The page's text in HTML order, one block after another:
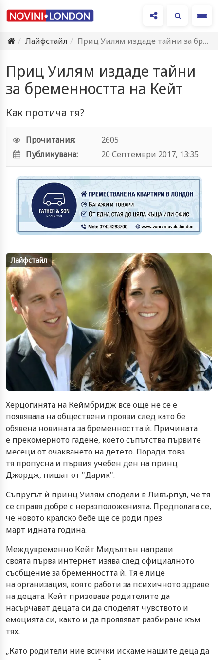
Лайфстайл
Приц Уилям издаде тайни за бременността на Кейт
Приц Уилям издаде тайни
за бременността на Кейт
Как протича тя?
Прочитания:
2605
Публикувана:
20 Септември 2017, 13:35
Лайфстайл
Херцогинята на Кеймбридж все още не се е
появявала на обществени прояви след като бе
обявена новината за бременността ѝ. Причината
е прекомерното гадене, което съпътства първите
месеци от очакването на детето. Поради това
тя пропусна и първия учебен ден на принц
Джордж, пишат от "Дарик".
Съпругът ѝ принц Уилям сподели в Ливърпул, че тя
се справя добре с неразположенията. Предполага се,
че новото кралско бебе ще се роди през
март идната година.
Междувременно Кейт Мидълтън направи
своята първа интернет изява след официалното
съобщение за бременността ѝ. Тя е лице
на организация, която работи за психичното здраве
на децата. Кейт призовава родителите да
насърчават децата си да споделят чувството и
емоцията си, както и да проявяват разбиране към
тях.
„Като родители ние всички искаме нашите деца да